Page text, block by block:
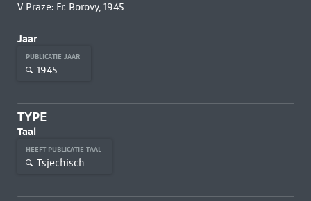
V Praze: Fr. Borovy, 1945
Jaar
PUBLICATIE JAAR
1945
TYPE
Taal
HEEFT PUBLICATIE TAAL
Tsjechisch